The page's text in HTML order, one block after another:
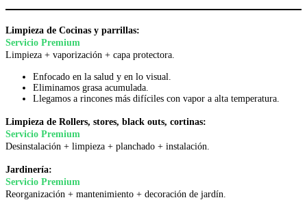
Limpieza de Cocinas y parrillas:
Servicio Premium
Limpieza + vaporización + capa protectora.
Enfocado en la salud y en lo visual.
Eliminamos grasa acumulada.
Llegamos a rincones más difíciles con vapor a alta temperatura.
Limpieza de Rollers, stores, black outs, cortinas:
Servicio Premium
Desinstalación + limpieza + planchado + instalación.
Jardinería:
Servicio Premium
Reorganización + mantenimiento + decoración de jardín.